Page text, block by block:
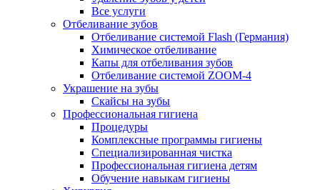
Все услуги
Отбеливание зубов
Отбеливание системой Flash (Германия)
Химическое отбеливание
Капы для отбеливания зубов
Отбеливание системой ZOOM-4
Украшение на зубы
Скайсы на зубы
Профессиональная гигиена
Процедуры
Комплексные программы гигиены
Специализированная чистка
Профессиональная гигиена детям
Обучение навыкам гигиены